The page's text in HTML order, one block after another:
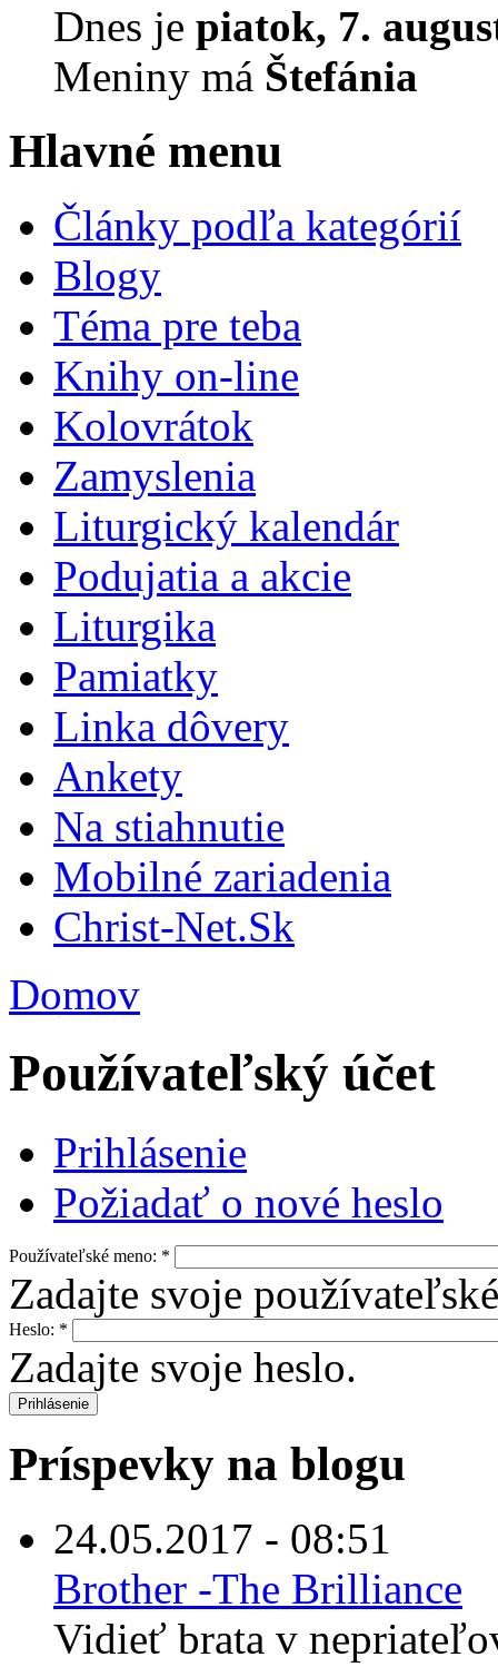
Dnes je piatok, 7.
Meniny má Štefánia
Hlavné menu
Články podľa kategórií
Blogy
Téma pre teba
Knihy on-line
Kolovrátok
Zamyslenia
Liturgický kalendár
Podujatia a akcie
Liturgika
Pamiatky
Linka dôvery
Ankety
Na stiahnutie
Mobilné zariadenia
Christ-Net.Sk
Domov
Používateľský účet
Prihlásenie
Požiadať o nové heslo
Používateľské meno: *
Zadajte svoje
Heslo: *
Zadajte svoje heslo.
Príspevky na blogu
24.05.2017 - 08:51
Brother -The Brilliance
Vidieť brata v